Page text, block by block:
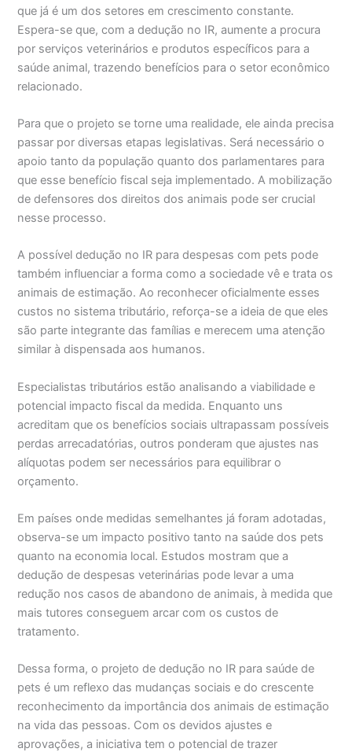
que já é um dos setores em crescimento constante.
Espera-se que, com a dedução no IR, aumente a procura
por serviços veterinários e produtos específicos para a
saúde animal, trazendo benefícios para o setor econômico
relacionado.
Para que o projeto se torne uma realidade, ele ainda precisa
passar por diversas etapas legislativas. Será necessário o
apoio tanto da população quanto dos parlamentares para
que esse benefício fiscal seja implementado. A mobilização
de defensores dos direitos dos animais pode ser crucial
nesse processo.
A possível dedução no IR para despesas com pets pode
também influenciar a forma como a sociedade vê e trata os
animais de estimação. Ao reconhecer oficialmente esses
custos no sistema tributário, reforça-se a ideia de que eles
são parte integrante das famílias e merecem uma atenção
similar à dispensada aos humanos.
Especialistas tributários estão analisando a viabilidade e
potencial impacto fiscal da medida. Enquanto uns
acreditam que os benefícios sociais ultrapassam possíveis
perdas arrecadatórias, outros ponderam que ajustes nas
alíquotas podem ser necessários para equilibrar o
orçamento.
Em países onde medidas semelhantes já foram adotadas,
observa-se um impacto positivo tanto na saúde dos pets
quanto na economia local. Estudos mostram que a
dedução de despesas veterinárias pode levar a uma
redução nos casos de abandono de animais, à medida que
mais tutores conseguem arcar com os custos de
tratamento.
Dessa forma, o projeto de dedução no IR para saúde de
pets é um reflexo das mudanças sociais e do crescente
reconhecimento da importância dos animais de estimação
na vida das pessoas. Com os devidos ajustes e
aprovações, a iniciativa tem o potencial de trazer